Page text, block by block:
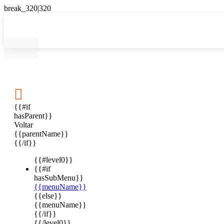

{{#if
hasParent}}
Voltar
{{parentName}}
{{/if}}
{{#level0}}
{{#if
hasSubMenu}}
{{menuName}}
{{else}}
{{menuName}}
{{/if}}